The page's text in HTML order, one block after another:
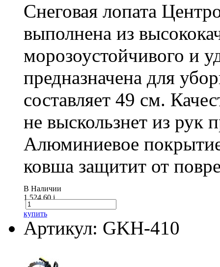
Снеговая лопата
выполнена из
морозоустойчивого и
предназначена для
составляет 49 см.
не выскользнет из рук
Алюминиевое
ковша защитит от
В Наличии
1 524.60i
купить
Артикул: GKH-410